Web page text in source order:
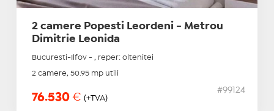
2 camere Popesti Leordeni - Metrou
Dimitrie Leonida
Bucuresti-Ilfov - , reper: oltenitei
2 camere, 50.95 mp utili
76.530 € (+TVA)
#99124